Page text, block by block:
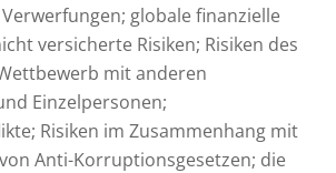
globale finanzielle
versicherte Risiken; Risiken des
mit anderen
Einzelpersonen;
Risiken im Zusammenhang mit
Anti-Korruptionsgesetzen; die